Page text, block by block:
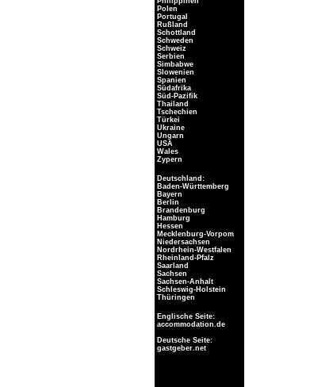
Polen
Portugal
Rußland
Schottland
Schweden
Schweiz
Serbien
Simbabwe
Slowenien
Spanien
Südafrika
Süd-Pazifik
Thailand
Tschechien
Türkei
Ukraine
Ungarn
USA
Wales
Zypern
Deutschland:
Baden-Württemberg
Bayern
Berlin
Brandenburg
Hamburg
Hessen
Mecklenburg-Vorpom
Niedersachsen
Nordrhein-Westfalen
Rheinland-Pfalz
Saarland
Sachsen
Sachsen-Anhalt
Schleswig-Holstein
Thüringen
Englische Seite:
accommodation.de
Deutsche Seite:
gastgeber.net